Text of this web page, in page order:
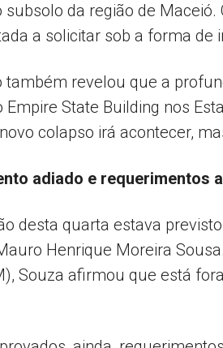
subsolo da região de
a solicitar sob a forma de
também revelou que a
Empire State Building nos
colapso irá acontecer,
adiado e requerimentos
desta quarta estava
Henrique Moreira
Souza afirmou que está